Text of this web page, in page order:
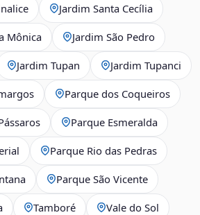
Jardim Santa Cecília
Mônica Jardim São Pedro
Jardim Tupan Jardim Tupanci
Parque dos Coqueiros
Parque Esmeralda
Parque Rio das Pedras
Parque São Vicente
Tamboré Vale do Sol